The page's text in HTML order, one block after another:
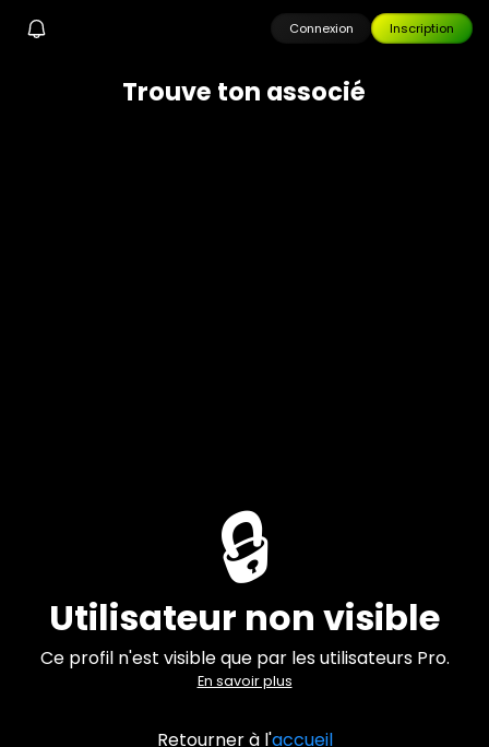
Connexion Inscription
Trouve ton associé
🔒
Utilisateur non visible
Ce profil n'est visible que par les utilisateurs Pro.
En savoir plus
Retourner à l'accueil